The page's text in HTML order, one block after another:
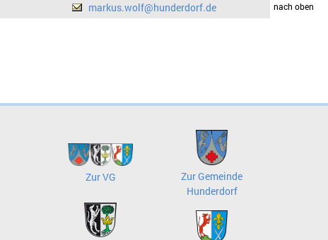
markus.wolf@hunderdorf.dedrucken nach oben
Zur VG
Zur Gemeinde
Hunderdorf